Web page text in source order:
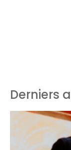
Derniers